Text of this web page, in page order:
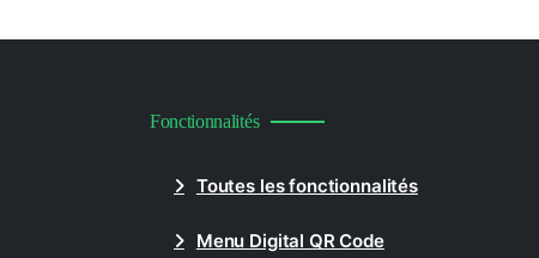
Fonctionnalités
Toutes les fonctionnalités
Menu Digital QR Code